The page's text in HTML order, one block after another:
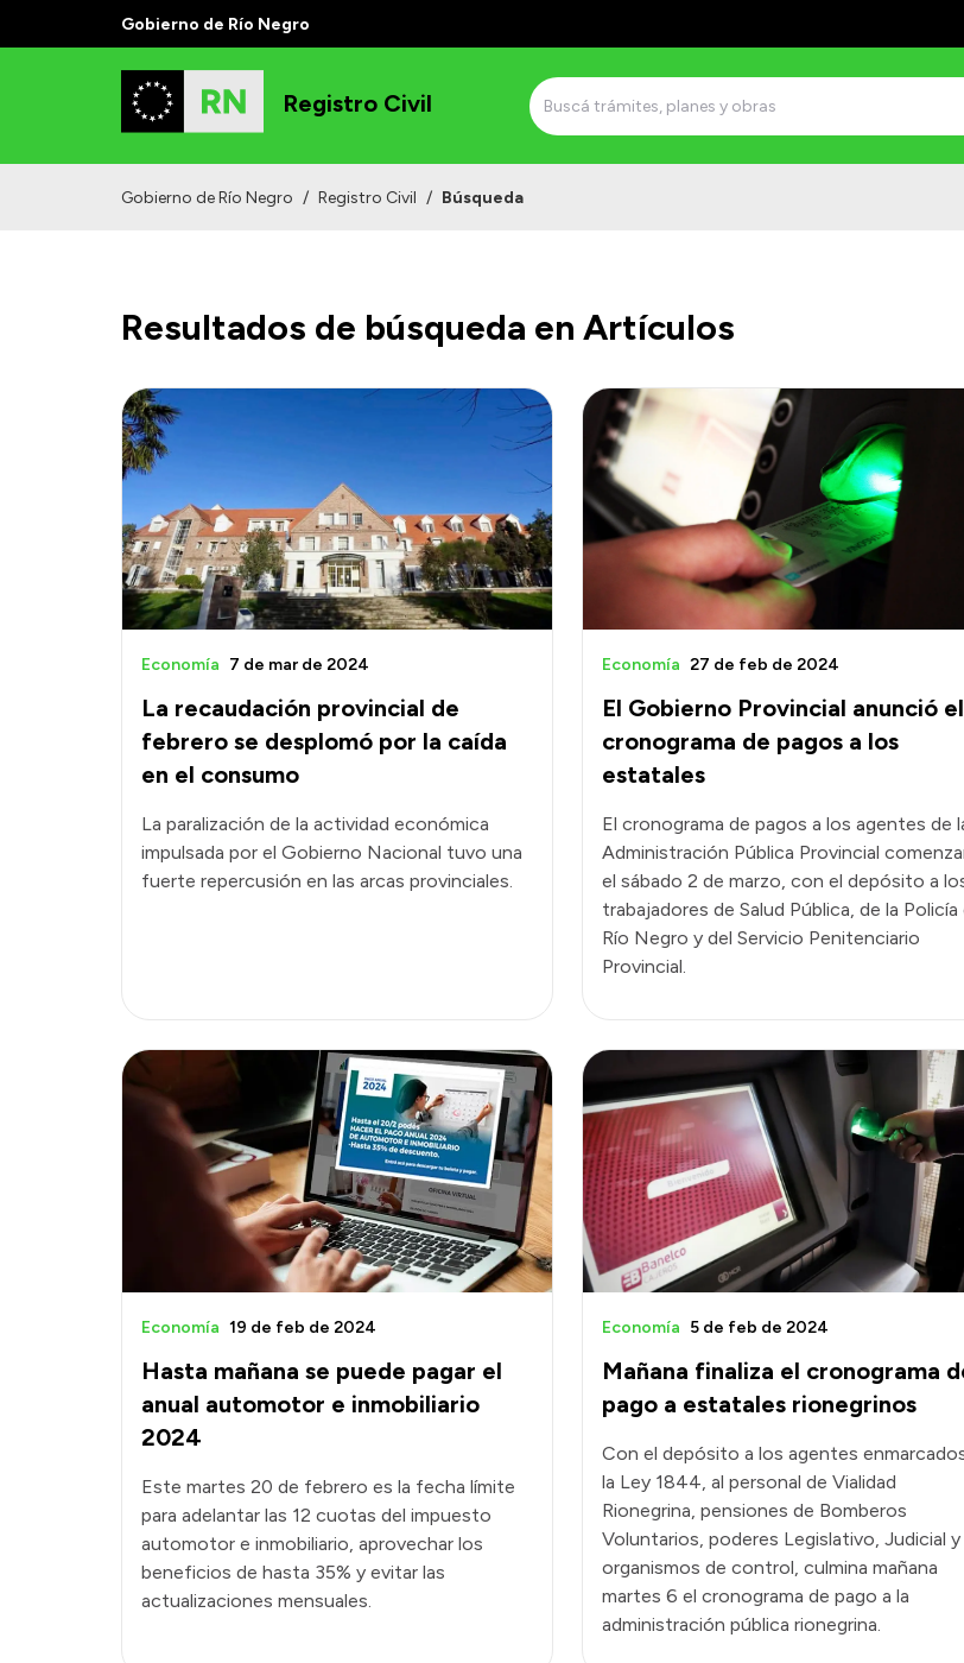
Gobierno de Río Negro
Registro Civil
Gobierno de Río Negro / Registro Civil / Búsqueda
Resultados de búsqueda en Artículos
La recaudación provincial de
febrero se desplomó por la caída
en el consumo
Economía 7 de mar de 2024
La paralización de la actividad económica
impulsada por el Gobierno Nacional tuvo una
fuerte repercusión en las arcas provinciales.
El Gobierno Provincial anunció el
cronograma de pagos a los
estatales
Economía 27 de feb de 2024
El cronograma de pagos a los agentes de
Administración Pública Provincial
el sábado 2 de marzo, con el depósito a
trabajadores de Salud Pública, de la Policía
Río Negro y del Servicio Penitenciario
Provincial.
Hasta mañana se puede pagar el
anual automotor e inmobiliario
2024
Economía 19 de feb de 2024
Este martes 20 de febrero es la fecha límite
para adelantar las 12 cuotas del impuesto
automotor e inmobiliario, aprovechar los
beneficios de hasta 35% y evitar las
actualizaciones mensuales.
Mañana finaliza el cronograma
pago a estatales rionegrinos
Economía 5 de feb de 2024
Con el depósito a los agentes
la Ley 1844, al personal de Vialidad
Rionegrina, pensiones de Bomberos
Voluntarios, poderes Legislativo, Judicial y
organismos de control, culmina mañana
martes 6 el cronograma de pago a la
administración pública rionegrina.